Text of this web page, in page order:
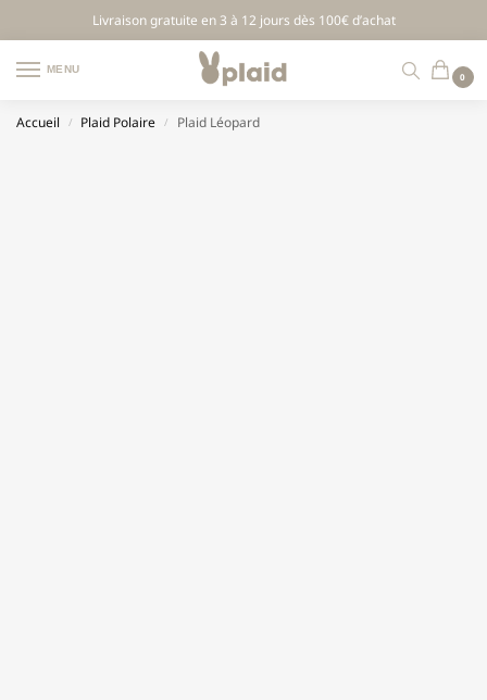
Livraison gratuite en 3 à 12 jours dès 100€ d’achat
MENU
0
Accueil / Plaid Polaire / Plaid Léopard